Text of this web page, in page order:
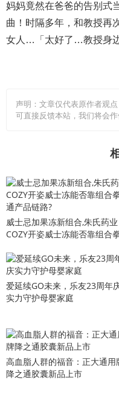
妈妈竟然在爸爸的告别式
曲！时隔多年，和教授再
女人…「太好了…教授身
声明：文章仅代表原作者观
可直接反馈本站，我们将会作
威士忌加果冻新组合,朱氏药业
COZY开姿威士冻能否靠组合
爱延续GO未来，乐友23周年
实力守护母婴家庭
高血脂人群的福音：正大通用
降之通胶囊新品上市